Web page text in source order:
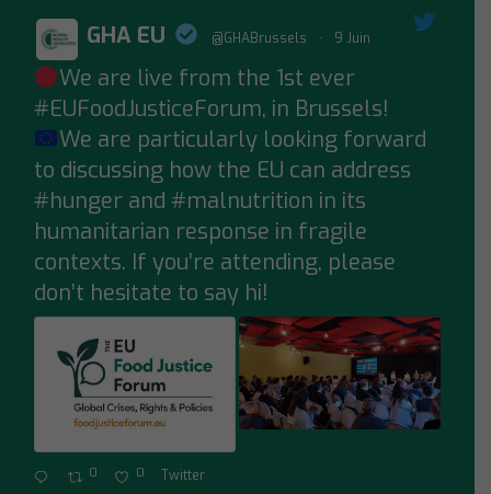
;
GHA EU @GHABrussels · 9 Juin
We are live from the 1st ever
#EUFoodJusticeForum, in Brussels!
We are particularly looking forward
to discussing how the EU can address
#hungerand #malnutrition in its
humanitarian response in fragile
contexts. If you’re attending, please
don’t hesitate to say hi!
0 0 Twitter